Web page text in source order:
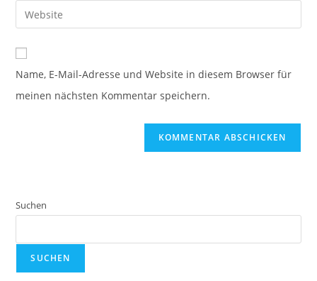
Name, E-Mail-Adresse und Website in diesem Browser für
meinen nächsten Kommentar speichern.
Suchen
SUCHEN